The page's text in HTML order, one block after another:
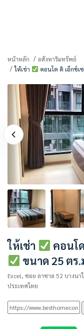
(เลือกมุมมอง)
หน้าหลัก
อสังหาริมทรัพย์
ให้เช่า
คอนโด ดิ เอ็กซ์เ
ให้เช่า
คอนโ
ขนาด 25 ตร
Excel, ซอย ลาซาล 52 บางน
ประเทศไทย